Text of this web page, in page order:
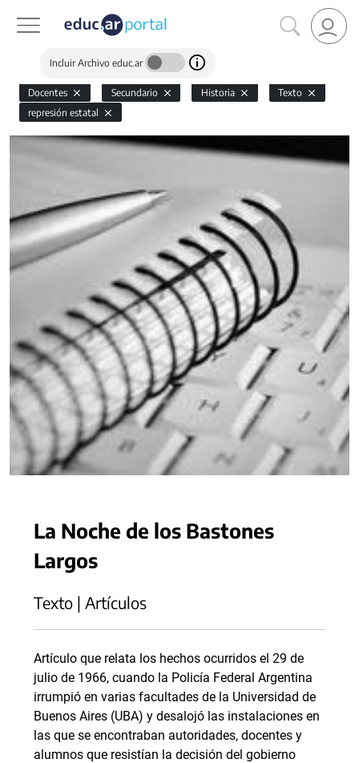
Incluir Archivo educ.ar
Docentes Secundario Historia
Texto
represión estatal
La Noche de los Bastones
Largos
Texto | Artículos
Artículo que relata los hechos ocurridos el 29 de
julio de 1966, cuando la Policía Federal Argentina
irrumpió en varias facultades de la Universidad de
Buenos Aires (UBA) y desalojó las instalaciones en
las que se encontraban autoridades, docentes y
alumnos que resistían la decisión del gobierno